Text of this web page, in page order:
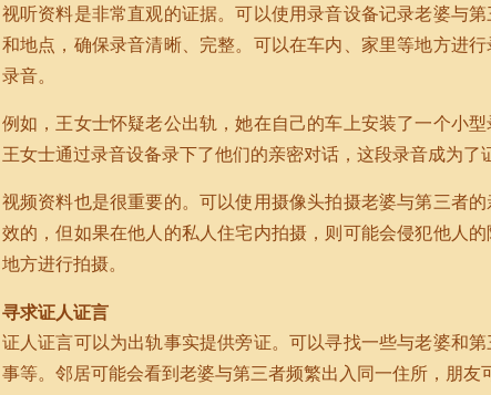
视听资料是非常直观的证据。可以使用录音设备记录老婆与
和地点，确保录音清晰、完整。可以在车内、家里等地方进
录音。
例如，王女士怀疑老公出轨，她在自己的车上安装了一个小
王女士通过录音设备录下了他们的亲密对话，这段录音成为了
视频资料也是很重要的。可以使用摄像头拍摄老婆与第三者
效的，但如果在他人的私人住宅内拍摄，则可能会侵犯他人
地方进行拍摄。
寻求证人证言
证人证言可以为出轨事实提供旁证。可以寻找一些与老婆和
事等。邻居可能会看到老婆与第三者频繁出入同一住所，朋友